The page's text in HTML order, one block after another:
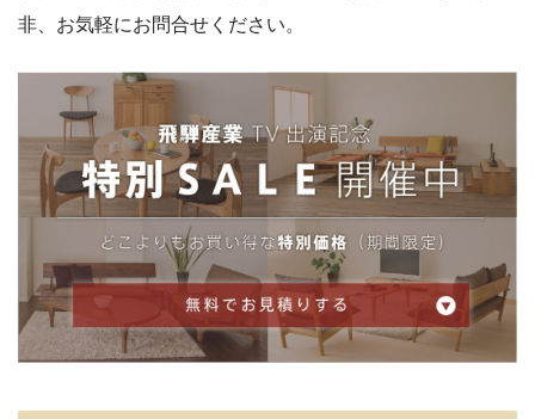
非、お気軽にお問合せください。